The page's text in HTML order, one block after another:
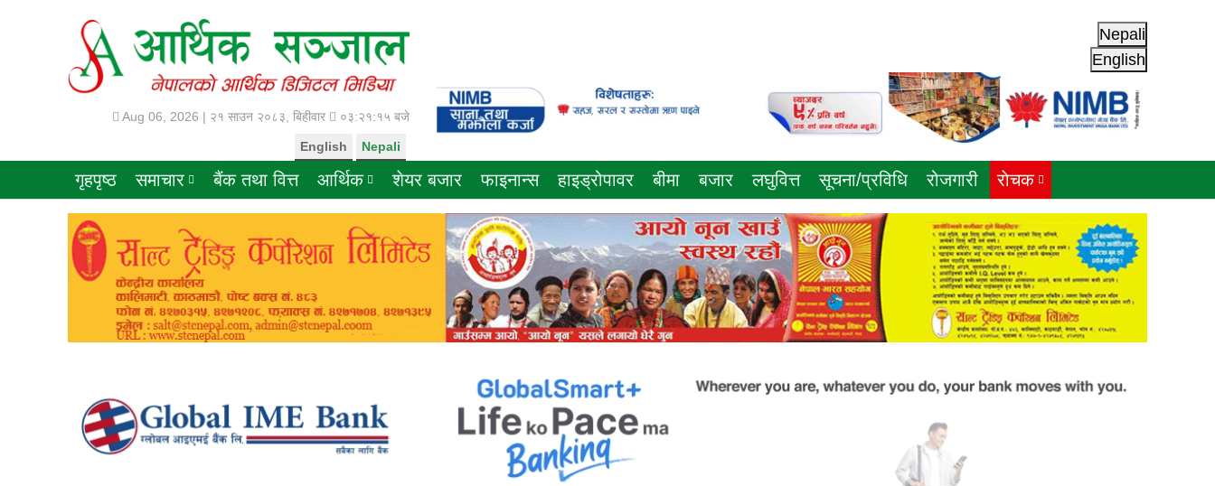
Aug 06, 2026 | २१ साउन २०८३, बिहीवार ०३:२१:१६ बजे
Nepali
English
Nepali
English
गृहपृष्ठ समाचार बैंक तथा वित्त आर्थिक शेयर बजार फाइनान्स हाइड्रोपावर बीमा बजार लघुवित्त सूचना/प्रविधि रोजगारी राेचक